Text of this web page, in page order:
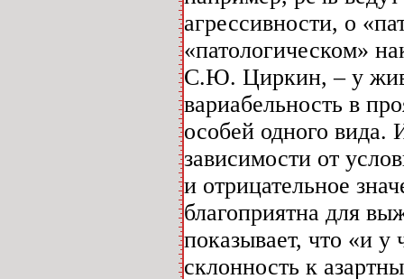
агрессивности, о
«патологическом»
С.Ю. Циркин, – у
вариабельность в
особей одного вида.
зависимости от
и отрицательное
благоприятна для
показывает, что «и у
склонность к